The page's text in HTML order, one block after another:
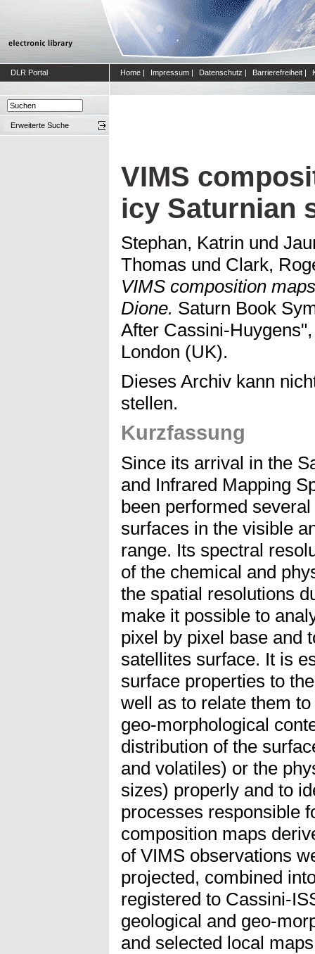
DLR Portal Home | Impressum | Datenschutz | Barrierefreiheit |
Erweiterte Suche
VIMS
icy Saturnian
Stephan, Katrin und
Thomas und Clark,
VIMS composition
Dione. Saturn Book
After Cassini-
London (UK).
Dieses Archiv kann
stellen.
Kurzfassung
Since its arrival in the
and Infrared Mapping
been performed
surfaces in the visible
range. Its spectral
of the chemical and
the spatial resolutions
make it possible to
pixel by pixel base and
satellites surface. It is
surface properties to
well as to relate them
geo-morphological
distribution of the
and volatiles) or the
sizes) properly and to
processes responsible
composition maps
of VIMS observations
projected, combined
registered to Cassini-
geological and geo-
and selected local